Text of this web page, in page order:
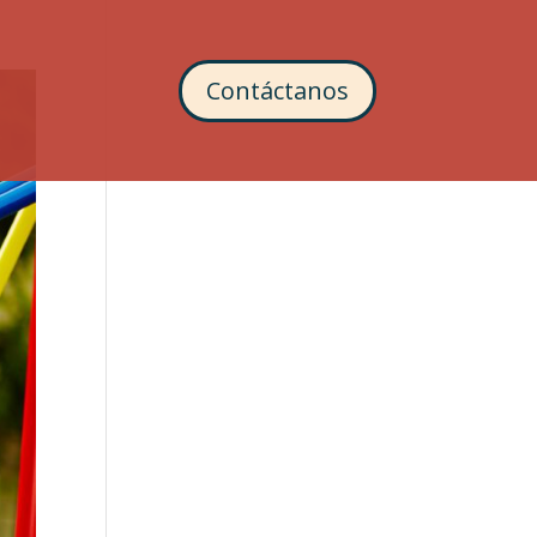
Contáctanos